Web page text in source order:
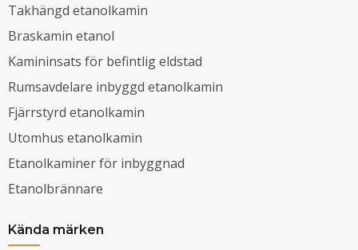
Takhängd etanolkamin
Braskamin etanol
Kamininsats för befintlig eldstad
Rumsavdelare inbyggd etanolkamin
Fjärrstyrd etanolkamin
Utomhus etanolkamin
Etanolkaminer för inbyggnad
Etanolbrännare
Kända märken